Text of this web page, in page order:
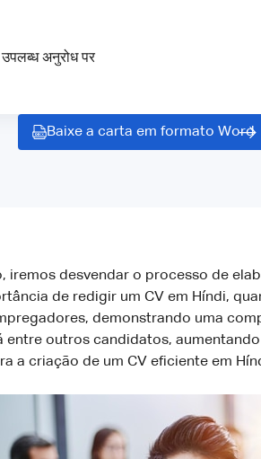
उपलब्ध अनुरोध पर
Baixe a carta em formato Word
iremos desvendar o processo de
de redigir um CV em Híndi,
demonstrando uma
entre outros candidatos,
a criação de um CV eficiente em